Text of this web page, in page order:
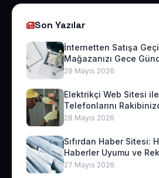
Son Yazılar
İnternetten Satışa
Mağazanızı Gece
29 Mayıs 2026
Elektrikçi Web Sitesi ile
Telefonlarını
28 Mayıs 2026
Sıfırdan Haber Sitesi:
Haberler Uyumu ve
27 Mayıs 2026